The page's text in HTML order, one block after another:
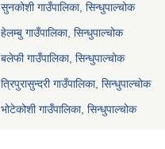
सुनकोशी गाउँपालिका, सिन्धुपाल्चोक
हेलम्बु गाउँपालिका, सिन्धुपाल्चोक
बलेफी गाउँपालिका, सिन्धुपाल्चोक
त्रिपुरासुन्दरी गाउँपालिका, सिन्धुपाल्चोक
भोटेकोशी गाउँपालिका, सिन्धुपाल्चोक